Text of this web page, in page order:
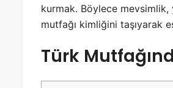
kurmak. Böylece mevsimlik,
mutfağı kimliğini taşıyarak
Türk